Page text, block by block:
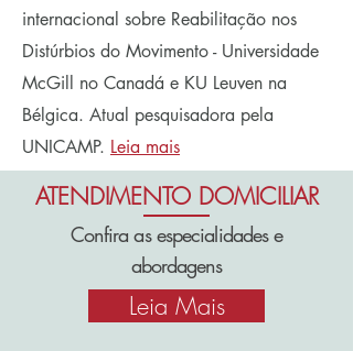
internacional sobre Reabilitação nos
Distúrbios do Movimento - Universidade
McGill no Canadá e KU Leuven na
Bélgica. Atual pesquisadora pela
UNICAMP. Leia mais
ATENDIMENTO DOMICILIAR
Confira as especialidades e
abordagens
Leia Mais